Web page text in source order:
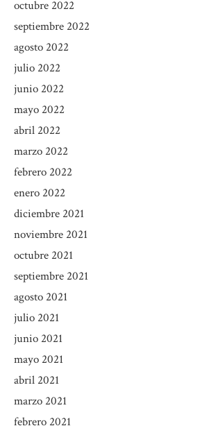
octubre 2022
septiembre 2022
agosto 2022
julio 2022
junio 2022
mayo 2022
abril 2022
marzo 2022
febrero 2022
enero 2022
diciembre 2021
noviembre 2021
octubre 2021
septiembre 2021
agosto 2021
julio 2021
junio 2021
mayo 2021
abril 2021
marzo 2021
febrero 2021